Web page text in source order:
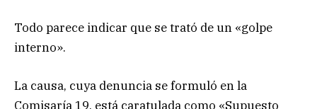
Todo parece indicar que se trató de un «golpe
interno».
La causa, cuya denuncia se formuló en la
Comisaría 19, está caratulada como «Supuesto